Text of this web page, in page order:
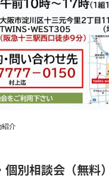
介
個別相談会（無料